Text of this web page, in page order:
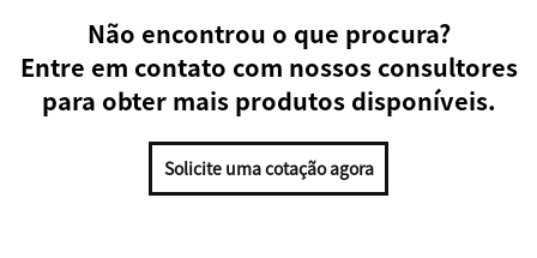
Não encontrou o que procura?
Entre em contato com nossos consultores
para obter mais produtos disponíveis.
Solicite uma cotação agora